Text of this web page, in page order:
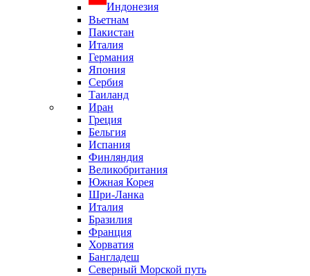
Индонезия
Вьетнам
Пакистан
Италия
Германия
Япония
Сербия
Таиланд
Иран
Греция
Бельгия
Испания
Финляндия
Великобритания
Южная Корея
Шри-Ланка
Италия
Бразилия
Франция
Хорватия
Бангладеш
Северный Морской путь